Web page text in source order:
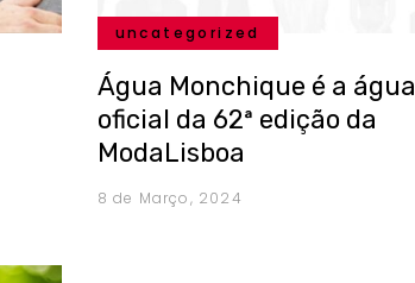
uncategorized
Água Monchique é a água
oficial da 62ª edição da
ModaLisboa
8 de Março, 2024